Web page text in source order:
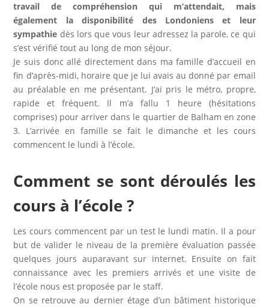
travail de compréhension qui m’attendait, mais
également la disponibilité des Londoniens et leur
sympathie dès lors que vous leur adressez la parole, ce qui
s’est vérifié tout au long de mon séjour.
Je suis donc allé directement dans ma famille d’accueil en
fin d’après-midi, horaire que je lui avais au donné par email
au préalable en me présentant. J’ai pris le métro, propre,
rapide et fréquent. Il m’a fallu 1 heure (hésitations
comprises) pour arriver dans le quartier de Balham en zone
3. L’arrivée en famille se fait le dimanche et les cours
commencent le lundi à l’école.
Comment se sont déroulés les
cours à l’école ?
Les cours commencent par un test le lundi matin. Il a pour
but de valider le niveau de la première évaluation passée
quelques jours auparavant sur internet. Ensuite on fait
connaissance avec les premiers arrivés et une visite de
l’école nous est proposée par le staff.
On se retrouve au dernier étage d’un bâtiment historique